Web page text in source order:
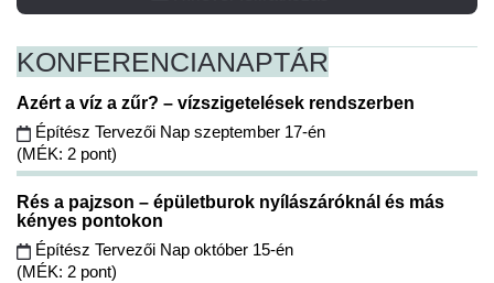
KONFERENCIANAPTÁR
Azért a víz a zűr? – vízszigetelések rendszerben
Építész Tervezői Nap szeptember 17-én
(MÉK: 2 pont)
Rés a pajzson – épületburok nyílászáróknál és más
kényes pontokon
Építész Tervezői Nap október 15-én
(MÉK: 2 pont)